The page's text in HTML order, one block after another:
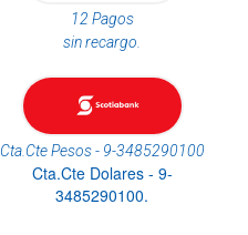
12 Pagos
sin recargo.
Cta.Cte Pesos - 9-3485290100
Cta.Cte Dolares - 9-
3485290100.